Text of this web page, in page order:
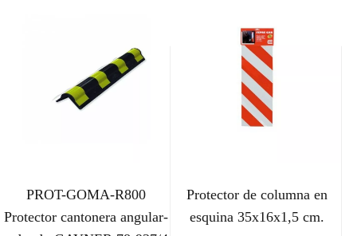
PROT-GOMA-R800
Protector cantonera angular-
Protector de columna en
esquina 35x16x1,5 cm.